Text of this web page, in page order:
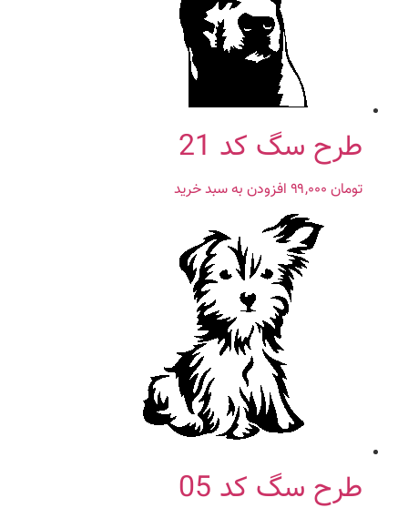
طرح سگ کد 21
تومان افزودن به سبد خرید
طرح سگ کد 05